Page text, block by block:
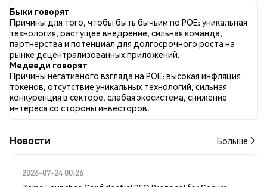
во всех социальных сетях было Медвежий. Всего было
опубликовано 0 новостных статей о POE. В Twitter 74.51%
твитов имели бычий настрой по сравнению с 0.00% твитов с
медвежьим настроем по POE. 25.49% твитов были
нейтральными по отношению к POE. Эти данные основаны
на 51 твитах.
Быки говорят
Причины для того, чтобы быть бычьим по POE: уникальная
технология, растущее внедрение, сильная команда,
партнерства и потенциал для долгосрочного роста на
рынке децентрализованных приложений.
Медведи говорят
Причины негативного взгляда на POE: высокая инфляция
токенов, отсутствие уникальных технологий, сильная
конкуренция в секторе, слабая экосистема, снижение
интереса со стороны инвесторов.
Новости Больше
2026-07-24 00:26